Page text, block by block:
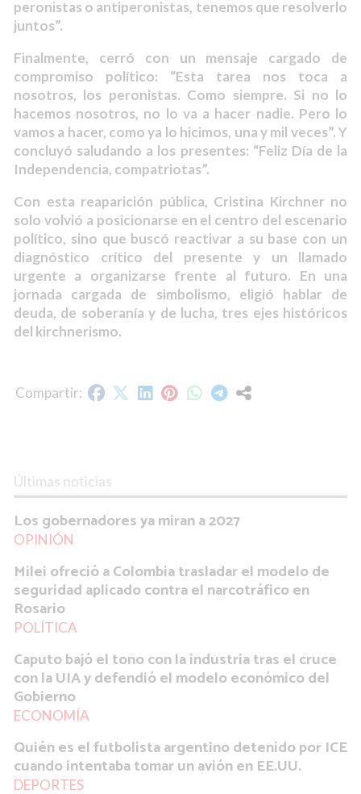
peronistas o antiperonistas, tenemos que resolverlo
juntos”.
Finalmente, cerró con un mensaje cargado de
compromiso político: “Esta tarea nos toca a
nosotros, los peronistas. Como siempre. Si no lo
hacemos nosotros, no lo va a hacer nadie. Pero lo
vamos a hacer, como ya lo hicimos, una y mil veces”. Y
concluyó saludando a los presentes: “Feliz Día de la
Independencia, compatriotas”.
Con esta reaparición pública, Cristina Kirchner no
solo volvió a posicionarse en el centro del escenario
político, sino que buscó reactivar a su base con un
diagnóstico crítico del presente y un llamado
urgente a organizarse frente al futuro. En una
jornada cargada de simbolismo, eligió hablar de
deuda, de soberanía y de lucha, tres ejes históricos
del kirchnerismo.
Últimas noticias
Los gobernadores ya miran a 2027
OPINIÓN
Milei ofreció a Colombia trasladar el modelo de
seguridad aplicado contra el narcotráfico en
Rosario
POLÍTICA
Caputo bajó el tono con la industria tras el cruce
con la UIA y defendió el modelo económico del
Gobierno
ECONOMÍA
Quién es el futbolista argentino detenido por ICE
cuando intentaba tomar un avión en EE.UU.
DEPORTES